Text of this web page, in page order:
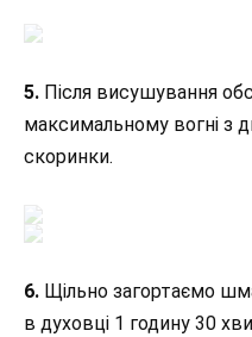
5. Після висушування
максимальному вогні з
скоринки.
6. Щільно загортаємо
в духовці 1 годину 30